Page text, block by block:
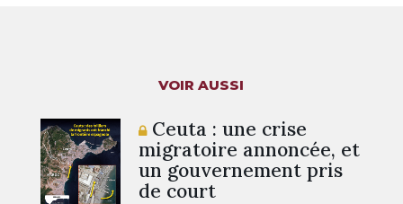
VOIR AUSSI
Ceuta : une crise
migratoire annoncée, et
un gouvernement pris
de court